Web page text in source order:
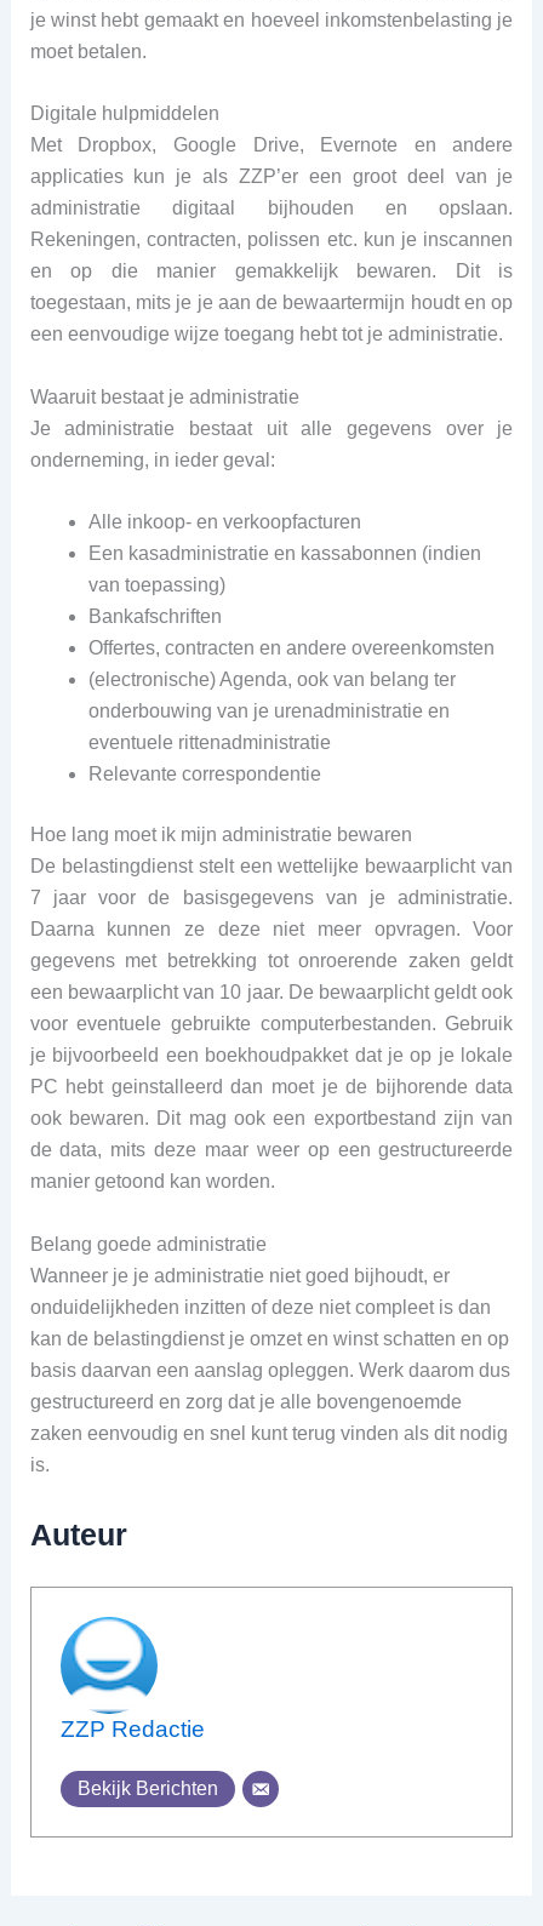
je winst hebt gemaakt en hoeveel inkomstenbelasting je
moet betalen.
Digitale hulpmiddelen
Met Dropbox, Google Drive, Evernote en andere
applicaties kun je als ZZP’er een groot deel van je
administratie digitaal bijhouden en opslaan.
Rekeningen, contracten, polissen etc. kun je inscannen
en op die manier gemakkelijk bewaren. Dit is
toegestaan, mits je je aan de bewaartermijn houdt en op
een eenvoudige wijze toegang hebt tot je administratie.
Waaruit bestaat je administratie
Je administratie bestaat uit alle gegevens over je
onderneming, in ieder geval:
Alle inkoop- en verkoopfacturen
Een kasadministratie en kassabonnen (indien
van toepassing)
Bankafschriften
Offertes, contracten en andere overeenkomsten
(electronische) Agenda, ook van belang ter
onderbouwing van je urenadministratie en
eventuele rittenadministratie
Relevante correspondentie
Hoe lang moet ik mijn administratie bewaren
De belastingdienst stelt een wettelijke bewaarplicht van
7 jaar voor de basisgegevens van je administratie.
Daarna kunnen ze deze niet meer opvragen. Voor
gegevens met betrekking tot onroerende zaken geldt
een bewaarplicht van 10 jaar. De bewaarplicht geldt ook
voor eventuele gebruikte computerbestanden. Gebruik
je bijvoorbeeld een boekhoudpakket dat je op je lokale
PC hebt geinstalleerd dan moet je de bijhorende data
ook bewaren. Dit mag ook een exportbestand zijn van
de data, mits deze maar weer op een gestructureerde
manier getoond kan worden.
Belang goede administratie
Wanneer je je administratie niet goed bijhoudt, er
onduidelijkheden inzitten of deze niet compleet is dan
kan de belastingdienst je omzet en winst schatten en op
basis daarvan een aanslag opleggen. Werk daarom dus
gestructureerd en zorg dat je alle bovengenoemde
zaken eenvoudig en snel kunt terug vinden als dit nodig
is.
Auteur
ZZP Redactie
Bekijk Berichten